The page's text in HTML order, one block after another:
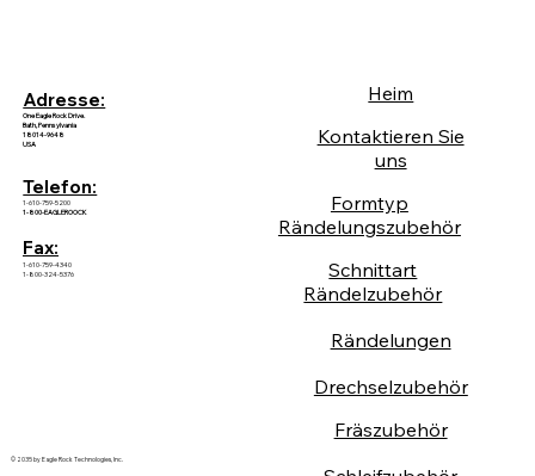
Adresse:
One Eagle Rock Drive.
Bath, Pennsylvania
18014-9648
USA
Telefon:
1-610-759-5200
1-800-EAGLEROOCK
Fax:
1-610-759-4340
1-800-324-5376
© 2035 by Eagle Rock Technologies, Inc.
Heim
Kontaktieren Sie
uns
Formtyp
Rändelungszubehör
Schnittart
Rändelzubehör
Rändelungen
Drechselzubehör
Fräszubehör